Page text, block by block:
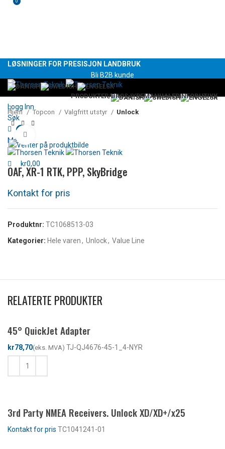
LØSNINGER FOR PRESISJON LANDBRUK
Bli B2B kunde
PRODUKTER/BROSJYREMANUALERINFOBUTIKK
Logg Inn
Søk
Menu
0
kr0,00
Hjem Topcon Valgfritt utstyr Unlock
OAF, XR-1 RTK, PPP, SkyBridge
Produktnr: TC1068513-03
Kategorier: Hele varen, Unlock, Value Line
RELATERTE PRODUKTER
45° QuickJet Adapter
kr TJ-QJ4676-45-1_4-NYR
3rd Party NMEA Receivers. Unlock XD/XD+/x25
TC1041241-01